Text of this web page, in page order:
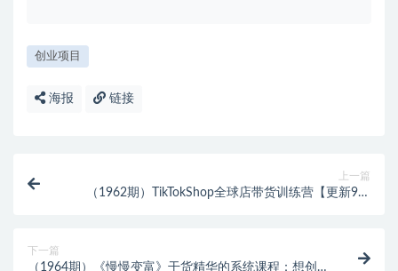
创业项目
海报 链接
上一篇
（1962期）TikTokShop全球店带货训练营【更新9月
下一篇
（1964期）《慢慢变富》干货精华的系统课程：想创